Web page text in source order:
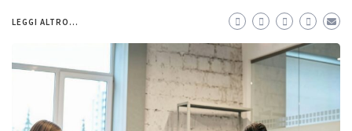
LEGGI ALTRO...